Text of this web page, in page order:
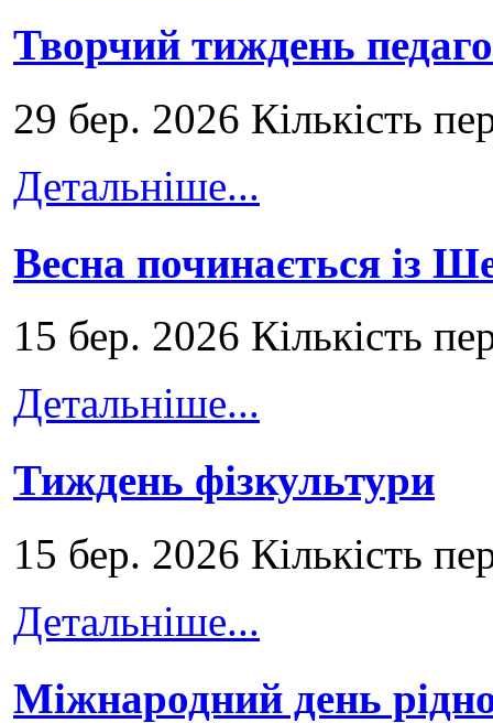
Творчий тиждень
29 бер. 2026 Кількість
Детальніше...
Весна починається із
15 бер. 2026 Кількість
Детальніше...
Тиждень фізкультури
15 бер. 2026 Кількість
Детальніше...
Міжнародний день